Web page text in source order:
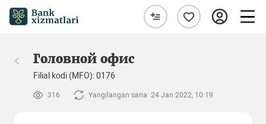
Головной офис
Filial kodi (MFO): 0176
316 Yangilangan sana: 24 Jan 2022, 10:19